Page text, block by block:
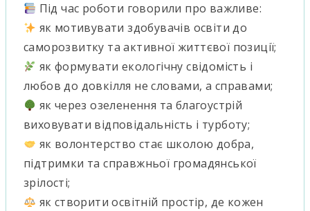
Під час роботи говорили про важливе:
як мотивувати здобувачів освіти до
саморозвитку та активної життєвої позиції;
як формувати екологічну свідомість і
любов до довкілля не словами, а справами;
як через озеленення та благоустрій
виховувати відповідальність і турботу;
як волонтерство стає школою добра,
підтримки та справжньої громадянської
зрілості;
як створити освітній простір, де кожен